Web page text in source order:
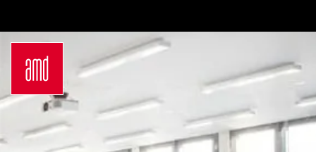
Innenarchitektur
Marken- &
Kommunikationsdesign
Interior Design
Mode Design
Mode &
Designmanagement
Career Development an
Networking
International
Auslandsprogramme